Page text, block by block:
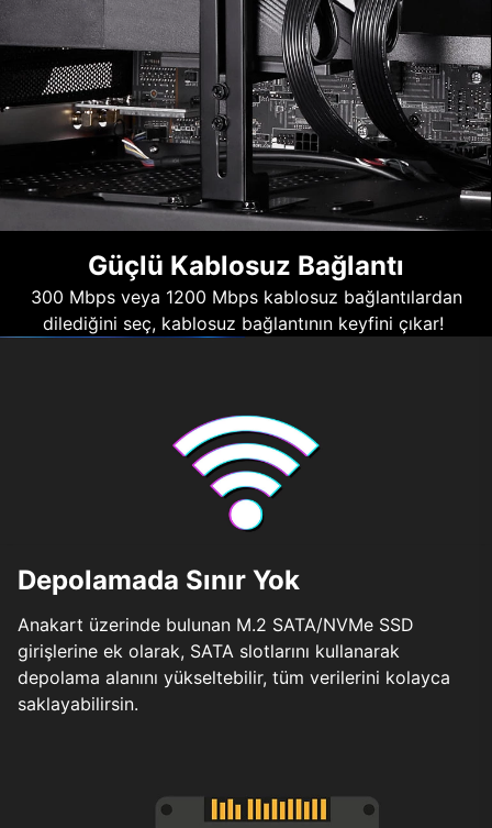
Güçlü Kablosuz Bağlantı
300 Mbps veya 1200 Mbps kablosuz bağlantılardan
dilediğini seç, kablosuz bağlantının keyfini çıkar!
Depolamada Sınır Yok
Anakart üzerinde bulunan M.2 SATA/NVMe SSD
girişlerine ek olarak, SATA slotlarını kullanarak
depolama alanını yükseltebilir, tüm verilerini kolayca
saklayabilirsin.